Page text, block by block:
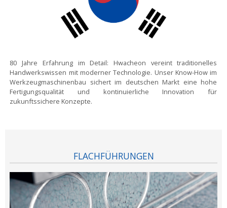
80 Jahre Erfahrung im Detail: Hwacheon vereint traditionelles
Handwerkswissen mit moderner Technologie. Unser Know-How im
Werkzeugmaschinenbau sichert im deutschen Markt eine hohe
Fertigungsqualität und kontinuierliche Innovation für
zukunftssichere Konzepte.
FLACHFÜHRUNGEN